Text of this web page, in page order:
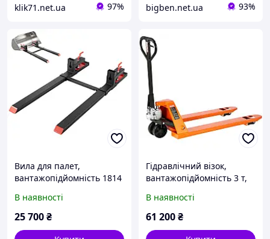
klik71.net.ua 97% bigben.net.ua 93%
Вила для палет,
вантажопідйомність 1814
затискачем, загальна
довжина 1490 мм, вила з
В наявності
25 700₴
Гідравлічний візок,
вантажопідйомність 3 т,
візок з вилами 1220 x 685
мм, гідравлічний візок з
В наявності
61 200₴